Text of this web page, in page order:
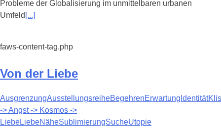
Probleme der Globalisierung im unmittelbaren urbanen
Umfeld [...]
faws-content-tag.php
Von der Liebe
AusgrenzungAusstellungsreiheBegehrenErwartung Identität
-> Angst -> Kosmos ->
LiebeLiebeNäheSublimierungSucheUtopie